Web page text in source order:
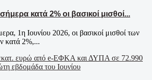
κατά 2% οι βασικοί μισθοί...
1η Ιουνίου 2026, οι βασικοί μισθοί των
κατά 2%,...